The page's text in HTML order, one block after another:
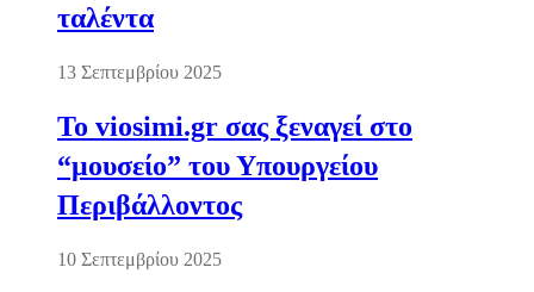
ταλέντα
13 Σεπτεμβρίου 2025
Το viosimi.gr σας ξεναγεί στο
“μουσείο” του Υπουργείου
Περιβάλλοντος
10 Σεπτεμβρίου 2025